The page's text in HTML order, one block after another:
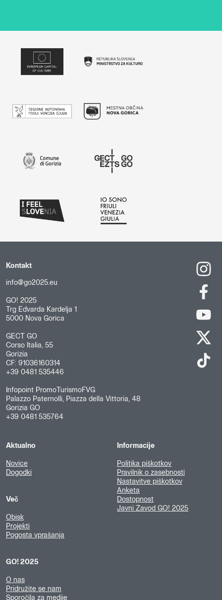
Kontakt
info@go2025.eu
GO! 2025
Trg Edvarda Kardelja 1
5000 Nova Gorica
GECT GO
Corso Italia, 55
Gorizia
CF: 91036160314
+39 0481 535446
Infopoint PromoTurismoFVG
Palazzo Paternolli, Piazza della Vittoria, 48
Gorizia GO
+39 0481 535764
Aktualno
Novice
Dogodki
Več
Obisk
Projekti
Pogosta vprašanja
GO! 2025
O nas
Pridružite se nam
Sporočila za medije
Informacije
Politika piškotkov
Pravilnik o zasebnosti
Nastavitve piškotkov
Anketa
Dostopnost
Javni Zavod GO! 2025